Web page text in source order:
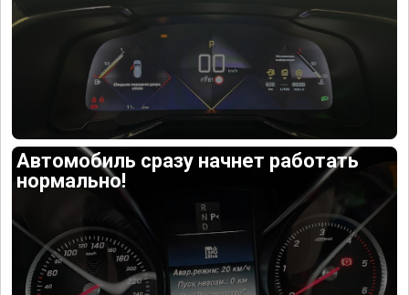
Автомобиль сразу начнет работать
нормально!